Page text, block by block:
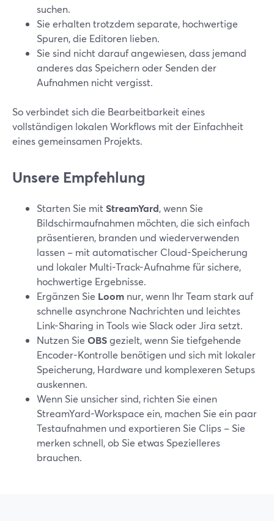
suchen.
Sie erhalten trotzdem separate, hochwertige
Spuren, die Editoren lieben.
Sie sind nicht darauf angewiesen, dass jemand
anderes das Speichern oder Senden der
Aufnahmen nicht vergisst.
So verbindet sich die Bearbeitbarkeit eines
vollständigen lokalen Workflows mit der Einfachheit
eines gemeinsamen Projekts.
Unsere Empfehlung
Starten Sie mitStreamYard, wenn Sie
Bildschirmaufnahmen möchten, die sich einfach
präsentieren, branden und wiederverwenden
lassen – mit automatischer Cloud-Speicherung
und lokaler Multi-Track-Aufnahme für sichere,
hochwertige Ergebnisse.
Ergänzen Sie Loom nur, wenn Ihr Team stark auf
schnelle asynchrone Nachrichten und leichtes
Link-Sharing in Tools wie Slack oder Jira setzt.
Nutzen Sie OBSgezielt, wenn Sie tiefgehende
Encoder-Kontrolle benötigen und sich mit lokaler
Speicherung, Hardware und komplexeren Setups
auskennen.
Wenn Sie unsicher sind, richten Sie einen
StreamYard-Workspace ein, machen Sie ein paar
Testaufnahmen und exportieren Sie Clips – Sie
merken schnell, ob Sie etwas Spezielleres
brauchen.